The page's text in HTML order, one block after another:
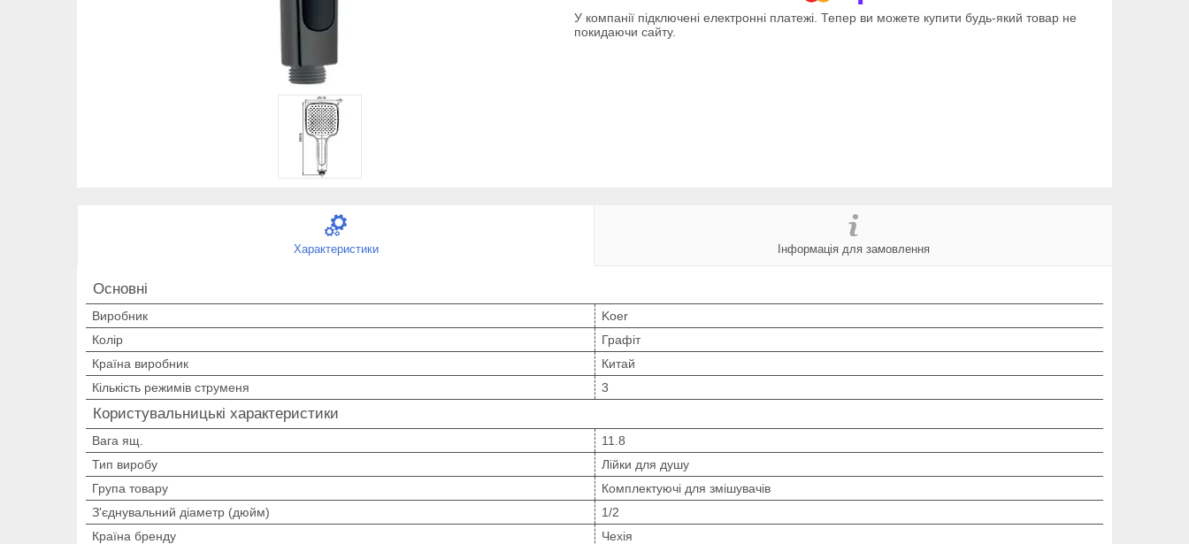
У компанії підключені електронні платежі. Тепер ви можете купити будь-який товар не
покидаючи сайту.
Характеристики Інформація для замовлення
Основні
Виробник
Koer
Колір
Графіт
Країна виробник
Китай
Кількість режимів струменя
3
Користувальницькі характеристики
Вага ящ.
11.8
Тип виробу
Лійки для душу
Група товару
Комплектуючі для змішувачів
З'єднувальний діаметр (дюйм)
1/2
Країна бренду
Чехія